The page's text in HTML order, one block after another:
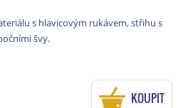
s hlavicovým rukávem, střihu s
švy.
KOUPIT